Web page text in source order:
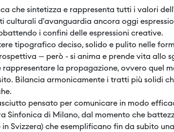
che sintetizza e rappresenta tutti i valori
culturali d’avanguardia ancora oggi
i confini delle espressioni creative.
tipografico deciso, solido e pulito nelle
– però - si anima e prende vita allo
rappresentare la propagazione, ovvero quel
Bilancia armonicamente i tratti più solidi
pensato per comunicare in modo
Sinfonica di Milano, dal momento che
in Svizzera) che esemplificano fin da subito